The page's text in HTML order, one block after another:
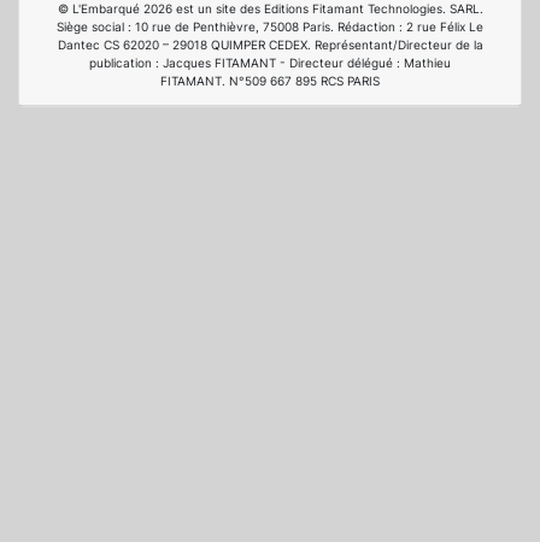
© L'Embarqué 2026 est un site des Editions Fitamant Technologies. SARL.
Siège social : 10 rue de Penthièvre, 75008 Paris. Rédaction : 2 rue Félix Le
Dantec CS 62020 – 29018 QUIMPER CEDEX. Représentant/Directeur de la
publication : Jacques FITAMANT - Directeur délégué : Mathieu
FITAMANT. N°509 667 895 RCS PARIS